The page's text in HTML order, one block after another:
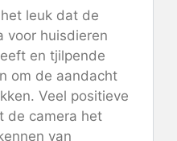
leuk dat de
voor huisdieren
en tjilpende
om de aandacht
Veel positieve
de camera het
van